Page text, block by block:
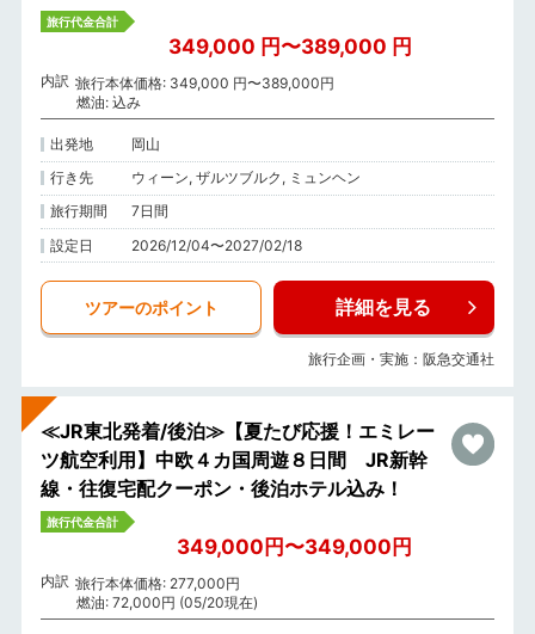
旅行代金合計
349,000 円〜389,000 円
内訳 旅行本体価格: 349,000 円〜389,000円
燃油: 込み
出発地
岡山
行き先
ウィーン, ザルツブルク, ミュンヘン
旅行期間
7日間
設定日
2026/12/04〜2027/02/18
ツアーのポイント 詳細を見る
旅行企画・実施：阪急交通社
≪JR東北発着/後泊≫【夏たび応援！エミレー
ツ航空利用】中欧４カ国周遊８日間 JR新幹
線・往復宅配クーポン・後泊ホテル込み！
旅行代金合計
349,000円〜349,000円
内訳 旅行本体価格: 277,000円
燃油: 72,000円 (05/20現在)